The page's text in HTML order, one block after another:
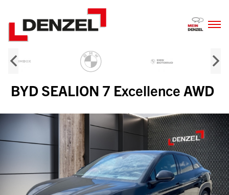
Inhalt
BYD SEALION 7 Excellence AWD